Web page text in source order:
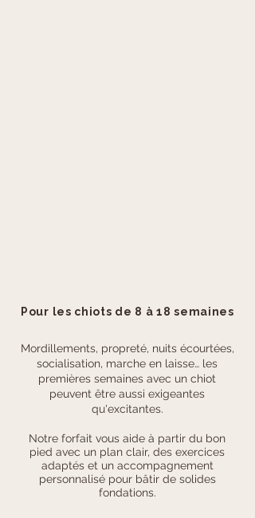
Pour les chiots de 8 à 18 semaines
Mordillements, propreté, nuits écourtées,
socialisation, marche en laisse… les
premières semaines avec un chiot
peuvent être aussi exigeantes
qu'excitantes.
Notre forfait vous aide à partir du bon
pied avec un plan clair, des exercices
adaptés et un accompagnement
personnalisé pour bâtir de solides
fondations.